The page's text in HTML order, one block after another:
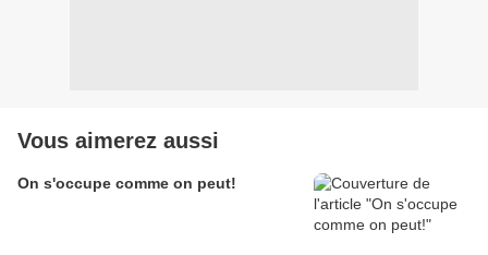
Vous aimerez aussi
On s'occupe comme on peut!